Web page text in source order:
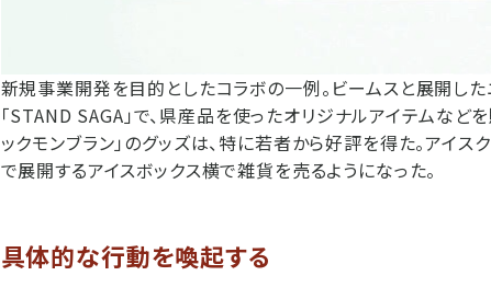
新規事業開発を目的としたコラボの一例。ビームスと展開した
「STAND SAGA」で、県産品を使ったオリジナルアイテムなど
ックモンブラン」のグッズは、特に若者から好評を得た。アイ
で展開するアイスボックス横で雑貨を売るようになった。
具体的な行動を喚起する